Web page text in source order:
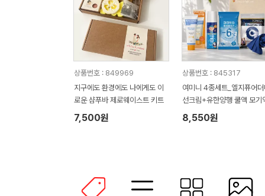
상품번호 : 849969
지구에도 환경에도 나에게도 이
로운 샴푸바 제로웨이스트 키트
7,500원
상품번호 : 845317
여미니 4종세트_엘지퓨어더
선크림+유한양행 쿨액 모기
+크리넥스 쿨링물티슈+아
타올 쿨수건(기프트박스)
8,550원